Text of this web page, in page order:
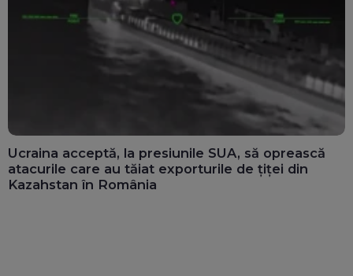
Ucraina acceptă, la presiunile SUA, să oprească
atacurile care au tăiat exporturile de țiței din
Kazahstan în România